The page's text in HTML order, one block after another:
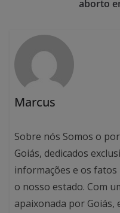
aborto
Marcus
Sobre nós Somos o
Goiás, dedicados
informações e os
o nosso estado. Com
apaixonada por Goiás,